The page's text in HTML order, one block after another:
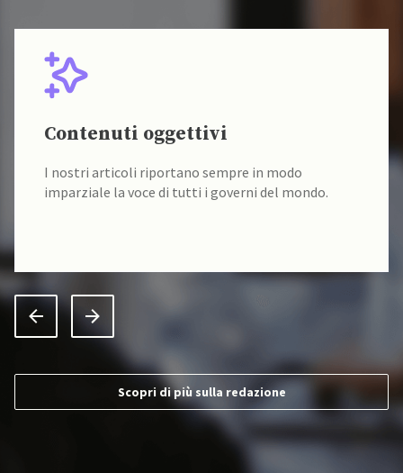
Fonti verificate
I nostri contenuti sono sempre verificati alla fonte
da un team di accademici specializzati.
Scopri di più sulla redazione